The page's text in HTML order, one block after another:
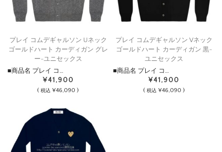
プレイ コムデギャルソン Uネック
ゴールドハート カーディガン グレ
ー-ユニセックス
■商品名 プレイ コ…
¥41,900
(税込 ¥46,090 )
プレイ コムデギャルソン Vネック
ゴールドハート カーディガン 黒-
ユニセックス
■商品名 プレイ コ…
¥41,900
( 税込 ¥46,090 )